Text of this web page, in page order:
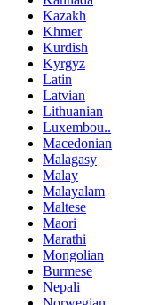
Kazakh
Khmer
Kurdish
Kyrgyz
Latin
Latvian
Lithuanian
Luxembou..
Macedonian
Malagasy
Malay
Malayalam
Maltese
Maori
Marathi
Mongolian
Burmese
Nepali